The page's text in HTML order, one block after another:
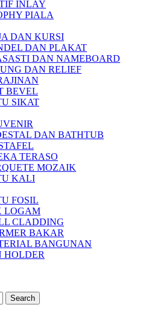
INLAY
PIALA
DAN KURSI
DAN PLAKAT
DAN NAMEBOARD
DAN RELIEF
BEVEL
SIKAT
DAN BATHTUB
TERASO
MOZAIK
KALI
FOSIL
LOGAM
CLADDING
BAKAR
BANGUNAN
HOLDER
Search